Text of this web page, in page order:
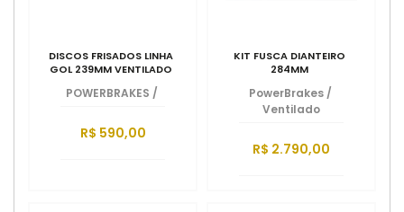
DISCOS FRISADOS LINHA
GOL 239MM VENTILADO
POWERBRAKES /
R$ 590,00
KIT FUSCA DIANTEIRO
284MM
PowerBrakes /
Ventilado
R$ 2.790,00